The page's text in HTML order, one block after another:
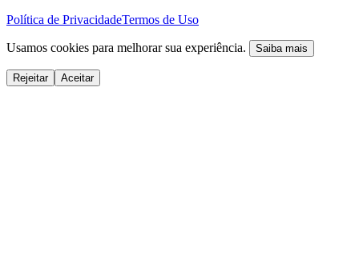
Política de PrivacidadeTermos de Uso
Usamos cookies para melhorar sua experiência. Saiba mais
Rejeitar Aceitar